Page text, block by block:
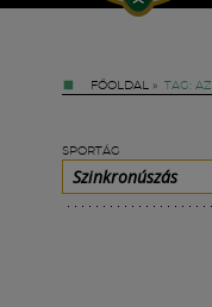
FŐOLDAL » TAG:
SPORTÁG
Szinkronúszás